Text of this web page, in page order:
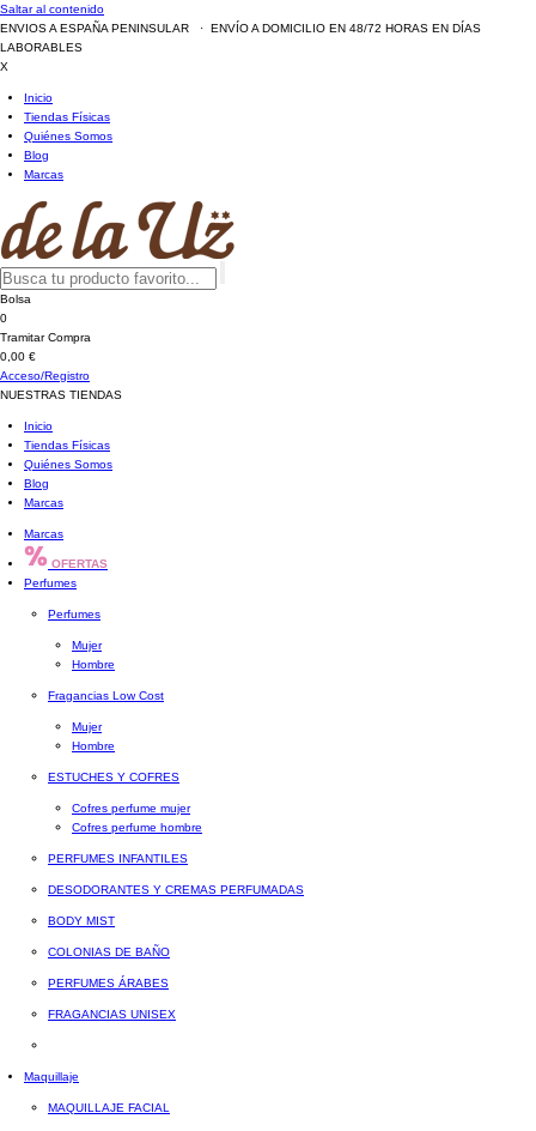
Saltar al contenido
ENVIOS A ESPAÑA PENINSULAR · ENVÍO A DOMICILIO EN 48/72 HORAS EN DÍAS
LABORABLES
X
Inicio
Tiendas Físicas
Quiénes Somos
Blog
Marcas
Bolsa
0
Tramitar Compra
0,00 €
Acceso/Registro
NUESTRAS TIENDAS
Inicio
Tiendas Físicas
Quiénes Somos
Blog
Marcas
Marcas
OFERTAS
Perfumes
Perfumes
Mujer
Hombre
Fragancias Low Cost
Mujer
Hombre
ESTUCHES Y COFRES
Cofres perfume mujer
Cofres perfume hombre
PERFUMES INFANTILES
DESODORANTES Y CREMAS PERFUMADAS
BODY MIST
COLONIAS DE BAÑO
PERFUMES ÁRABES
FRAGANCIAS UNISEX
Maquillaje
MAQUILLAJE FACIAL